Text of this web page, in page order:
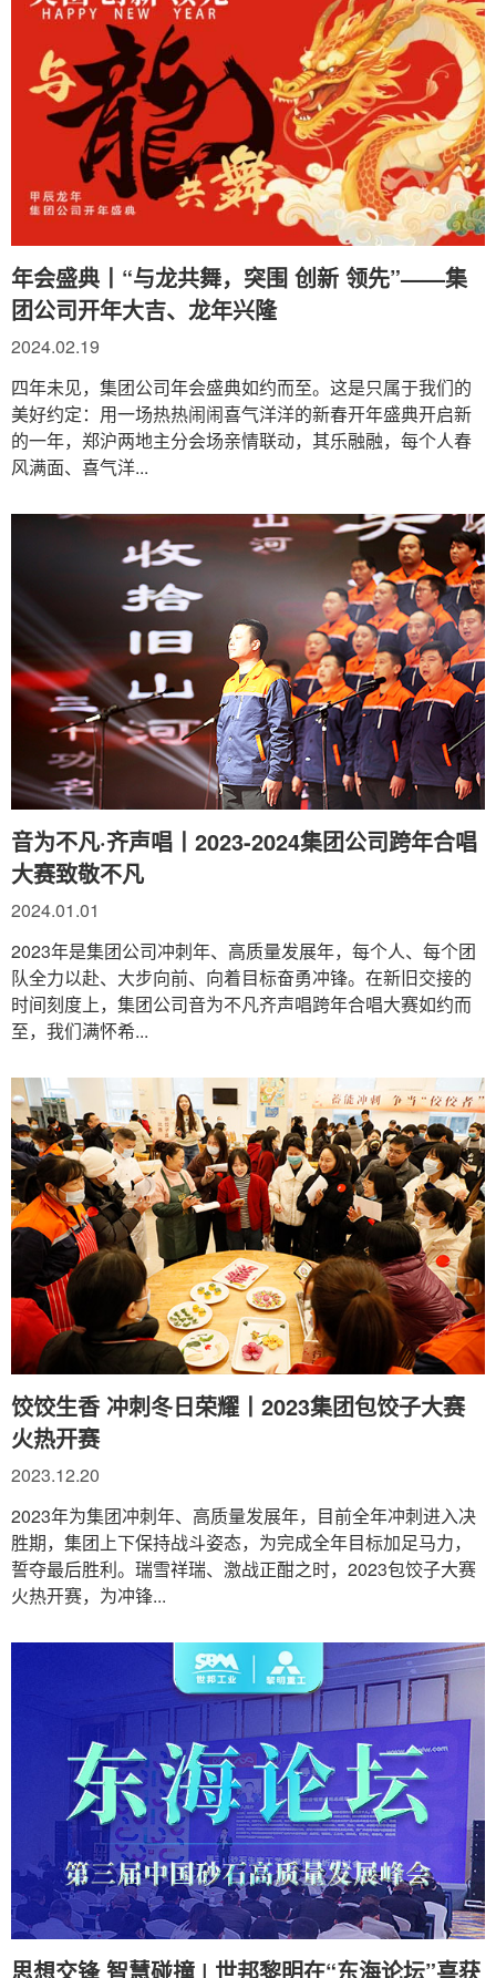
年会盛典丨“与龙共舞，突围 创新 领先”——集
团公司开年大吉、龙年兴隆
2024.02.19
四年未见，集团公司年会盛典如约而至。这是只属于我们的
美好约定：用一场热热闹闹喜气洋洋的新春开年盛典开启新
的一年，郑沪两地主分会场亲情联动，其乐融融，每个人春
风满面、喜气洋...
音为不凡·齐声唱丨2023-2024集团公司跨年合唱
大赛致敬不凡
2024.01.01
2023年是集团公司冲刺年、高质量发展年，每个人、每个团
队全力以赴、大步向前、向着目标奋勇冲锋。在新旧交接的
时间刻度上，集团公司音为不凡齐声唱跨年合唱大赛如约而
至，我们满怀希...
饺饺生香 冲刺冬日荣耀丨2023集团包饺子大赛
火热开赛
2023.12.20
2023年为集团冲刺年、高质量发展年，目前全年冲刺进入决
胜期，集团上下保持战斗姿态，为完成全年目标加足马力，
誓夺最后胜利。瑞雪祥瑞、激战正酣之时，2023包饺子大赛
火热开赛，为冲锋...
思想交锋 智慧碰撞 | 世邦黎明在“东海论坛”喜获